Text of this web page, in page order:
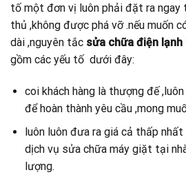
tố một đơn vị luôn phải đặt ra ngay
thủ ,không được phá vỡ .nếu muốn
dài ,nguyên tắc sửa chữa điện
gồm các yếu tố dưới đây:
coi khách hàng là thượng đế
để hoàn thành yêu cầu ,mong
luôn luôn đưa ra giá cả thấp
dịch vụ sửa chữa máy giặt tại
lượng.